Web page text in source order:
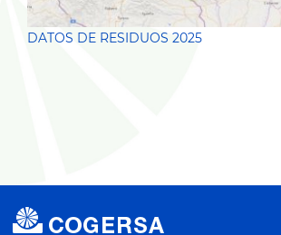
DATOS DE RESIDUOS 2025